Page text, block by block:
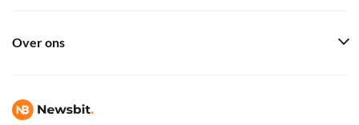
Over ons